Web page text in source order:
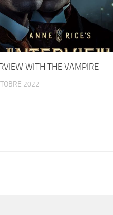
WITH THE VAMPIRE
2022